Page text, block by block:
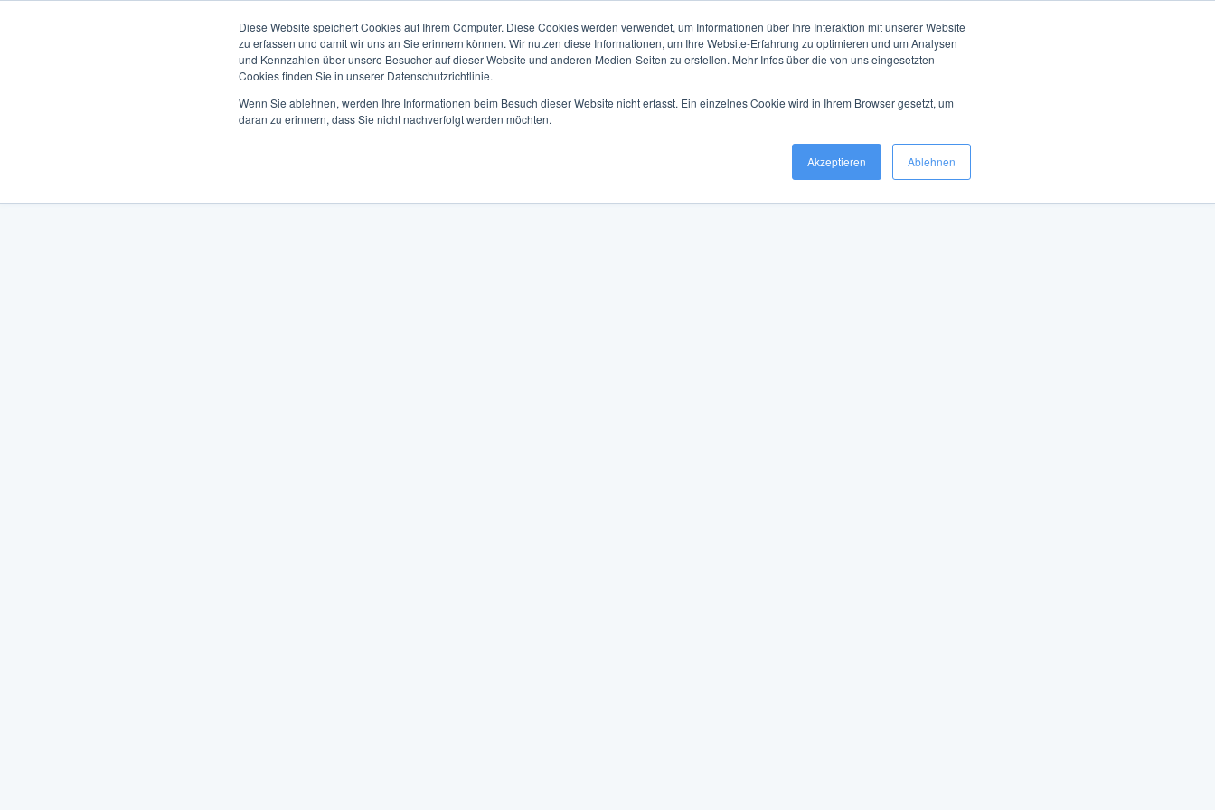
Diese Website speichert Cookies auf Ihrem Computer. Diese Cookies werden verwendet, um Informationen über Ihre Interaktion mit unserer Website
zu erfassen und damit wir uns an Sie erinnern können. Wir nutzen diese Informationen, um Ihre Website-Erfahrung zu optimieren und um Analysen
und Kennzahlen über unsere Besucher auf dieser Website und anderen Medien-Seiten zu erstellen. Mehr Infos über die von uns eingesetzten
Cookies finden Sie in unserer Datenschutzrichtlinie.
Wenn Sie ablehnen, werden Ihre Informationen beim Besuch dieser Website nicht erfasst. Ein einzelnes Cookie wird in Ihrem Browser gesetzt, um
daran zu erinnern, dass Sie nicht nachverfolgt werden möchten.
Akzeptieren Ablehnen